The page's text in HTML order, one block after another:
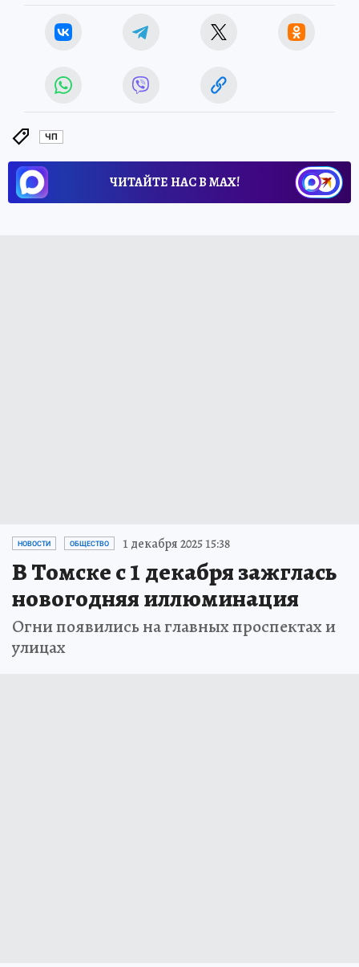
ЧП
ЧИТАЙТЕ НАС В МАХ!
НОВОСТИ ОБЩЕСТВО 1 декабря 2025 15:38
В Томске с 1 декабря зажглась
новогодняя иллюминация
Огни появились на главных проспектах и
улицах